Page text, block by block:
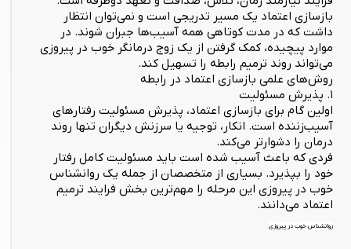
بازسازی اعتماد یک مسیر تدریجی است و نمی‌توان انتظار
داشت که در مدت کوتاهی همه آسیب‌ها جبران شوند. در
موارد پیچیده، کمک گرفتن از یک زوج درمانگر خوب در پیروزی
می‌تواند روند ترمیم رابطه را تسهیل کند.
روش‌های علمی بازسازی اعتماد در رابطه
۱. پذیرش مسئولیت
اولین گام برای بازسازی اعتماد، پذیرش مسئولیت رفتارهای
آسیب‌زننده است. انکار، توجیه یا سرزنش دیگران تنها روند
درمان را دشوارتر می‌کند.
فردی که باعث آسیب شده است باید مسئولیت کامل رفتار
خود را بپذیرد. بسیاری از متخصصان از جمله یک روانشناس
خوب در پیروزی این مرحله را مهم‌ترین بخش فرایند ترمیم
اعتماد می‌دانند.
روانشناس خوب در پیروزی